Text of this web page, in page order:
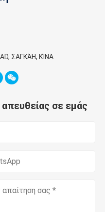
ΣΑΓΚΆΗ, ΚΊΝΑ
σε εμάς